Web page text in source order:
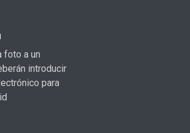
foto a un
introducir
para